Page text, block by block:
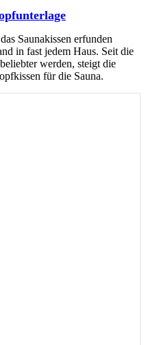
Saunakissen erfunden
in fast jedem Haus. Seit die
werden, steigt die
für die Sauna.